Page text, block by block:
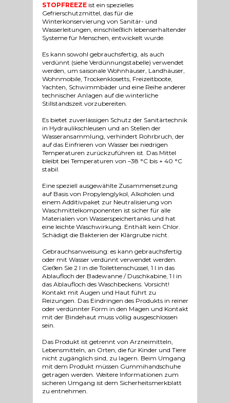
STOPFREEZE ist ein spezielles
Gefrierschutzmittel, das für die
Winterkonservierung von Sanitär- und
Wasserleitungen, einschließlich lebenserhaltender
Systeme für Menschen, entwickelt wurde.
Es kann sowohl gebrauchsfertig, als auch
verdünnt (siehe Verdünnungstabelle) verwendet
werden, um saisonale Wohnhäuser, Landhäuser,
Wohnmobile, Trockenklosetts, Freizeitboote,
Yachten, Schwimmbäder und eine Reihe anderer
technischer Anlagen auf die winterliche
Stillstandszeit vorzubereiten.
Es bietet zuverlässigen Schutz der Sanitärtechnik
in Hydraulikschleusen und an Stellen der
Wasseransammlung, verhindert Rohrbruch, der
auf das Einfrieren von Wasser bei niedrigen
Temperaturen zurückzuführen ist. Das Mittel
bleibt bei Temperaturen von –38 °C bis + 40 °C
stabil.
Eine speziell ausgewählte Zusammensetzung
auf Basis von Propylenglykol, Alkoholen und
einem Additivpaket zur Neutralisierung von
Waschmittelkomponenten ist sicher für alle
Materialien von Wasserspeichertanks und hat
eine leichte Waschwirkung. Enthält kein Chlor.
Schädigt die Bakterien der Klärgrube nicht.
Gebrauchsanweisung: es kann gebrauchsfertig
oder mit Wasser verdünnt verwendet werden.
Gießen Sie 2 l in die Toilettenschüssel, 1 l in das
Ablaufloch der Badewanne / Duschkabine, 1 l in
das Ablaufloch des Waschbeckens. Vorsicht!
Kontakt mit Augen und Haut führt zu
Reizungen. Das Eindringen des Produkts in reiner
oder verdünnter Form in den Magen und Kontakt
mit der Bindehaut muss völlig ausgeschlossen
sein.
Das Produkt ist getrennt von Arzneimitteln,
Lebensmitteln, an Orten, die für Kinder und Tiere
nicht zugänglich sind, zu lagern. Beim Umgang
mit dem Produkt müssen Gummihandschuhe
getragen werden. Weitere Informationen zum
sicheren Umgang ist dem Sicherheitsmerkblatt
zu entnehmen.